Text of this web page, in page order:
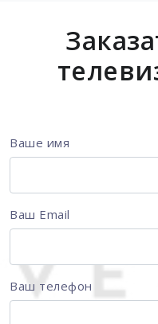
Ваше имя
Ваш Email
Ваш телефон